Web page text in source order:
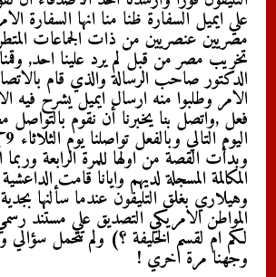
علي ايميل السفارة ظنا منا انها السفارة
مصريين عنصريين من ذات الجماعات
تخريب مصر من قبل لم يرد علينا احد,
الدكتور صاحب الرسالة والذي قام
الامر وطلبوا منه ارسال ايميل يشرح فيه
فعل ,واتصل بنا يخبرنا أن نقوم بالتواصل
وبدأت القصة من اولها للمرة الرابعة وربما
المكالمة المسجلة لديهم وايانا قامت
وهيلاري بغلق التليفون عندما سألنها
المواطن الامريكي التصديق علي مستند
لكم ام لقسم الخليفة ؟) ولم تتحمل سؤالي
وجهنا مرة اخري !